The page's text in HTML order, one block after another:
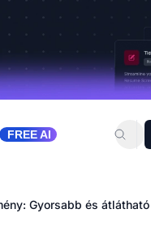
FREE AI
Gyorsabb és